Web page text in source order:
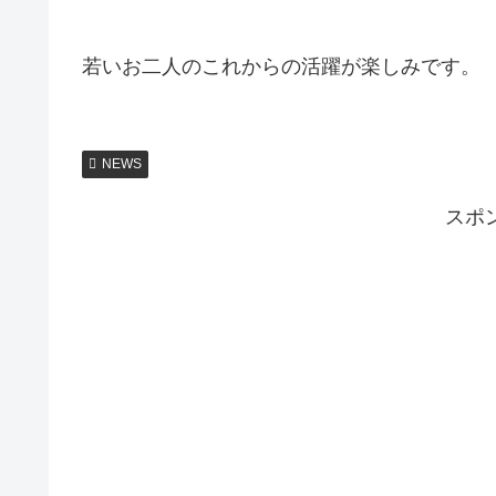
若いお二人のこれからの活躍が楽しみです。
NEWS
スポ